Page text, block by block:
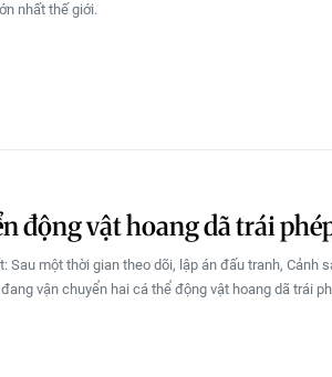
nhất thế giới.
động vật hoang dã trái
Sau một thời gian theo dõi, lập án đấu tranh, Cảnh
vận chuyển hai cá thể động vật hoang dã trái